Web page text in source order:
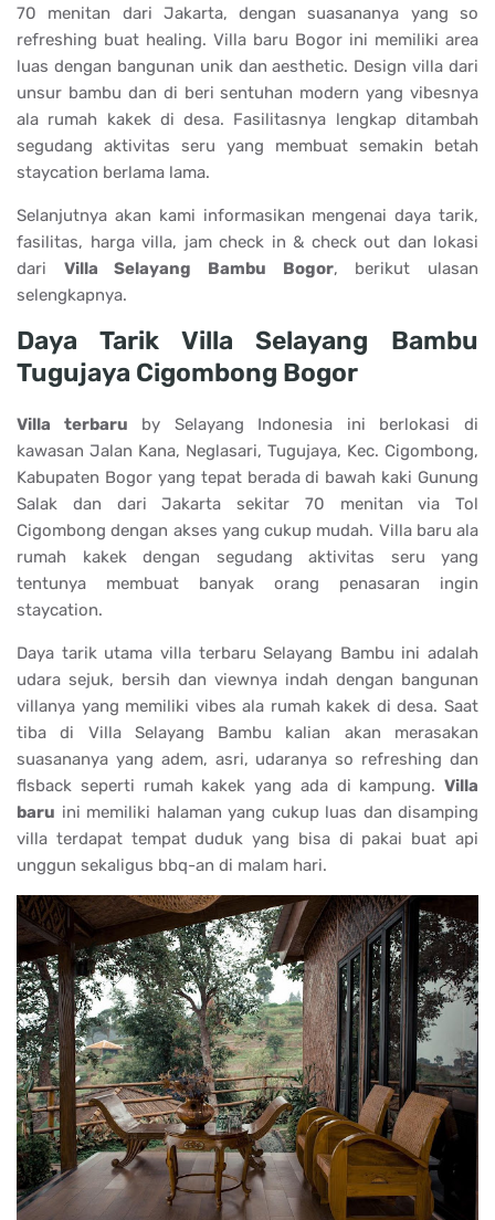
70 menitan dari Jakarta, dengan suasananya yang so
refreshing buat healing. Villa baru Bogor ini memiliki area
luas dengan bangunan unik dan aesthetic. Design villa dari
unsur bambu dan di beri sentuhan modern yang vibesnya
ala rumah kakek di desa. Fasilitasnya lengkap ditambah
segudang aktivitas seru yang membuat semakin betah
staycation berlama lama.
Selanjutnya akan kami informasikan mengenai daya tarik,
fasilitas, harga villa, jam check in & check out dan lokasi
dari Villa Selayang Bambu Bogor, berikut ulasan
selengkapnya.
Daya Tarik Villa Selayang Bambu
Tugujaya Cigombong Bogor
Villa terbaru by Selayang Indonesia ini berlokasi di
kawasan Jalan Kana, Neglasari, Tugujaya, Kec. Cigombong,
Kabupaten Bogor yang tepat berada di bawah kaki Gunung
Salak dan dari Jakarta sekitar 70 menitan via Tol
Cigombong dengan akses yang cukup mudah. Villa baru ala
rumah kakek dengan segudang aktivitas seru yang
tentunya membuat banyak orang penasaran ingin
staycation.
Daya tarik utama villa terbaru Selayang Bambu ini adalah
udara sejuk, bersih dan viewnya indah dengan bangunan
villanya yang memiliki vibes ala rumah kakek di desa. Saat
tiba di Villa Selayang Bambu kalian akan merasakan
suasananya yang adem, asri, udaranya so refreshing dan
flsback seperti rumah kakek yang ada di kampung. Villa
baru ini memiliki halaman yang cukup luas dan disamping
villa terdapat tempat duduk yang bisa di pakai buat api
unggun sekaligus bbq-an di malam hari.